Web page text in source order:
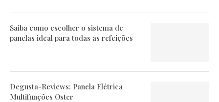
Saiba como escolher o sistema de
panelas ideal para todas as refeições
Degusta-Reviews: Panela Elétrica
Multifunções Oster